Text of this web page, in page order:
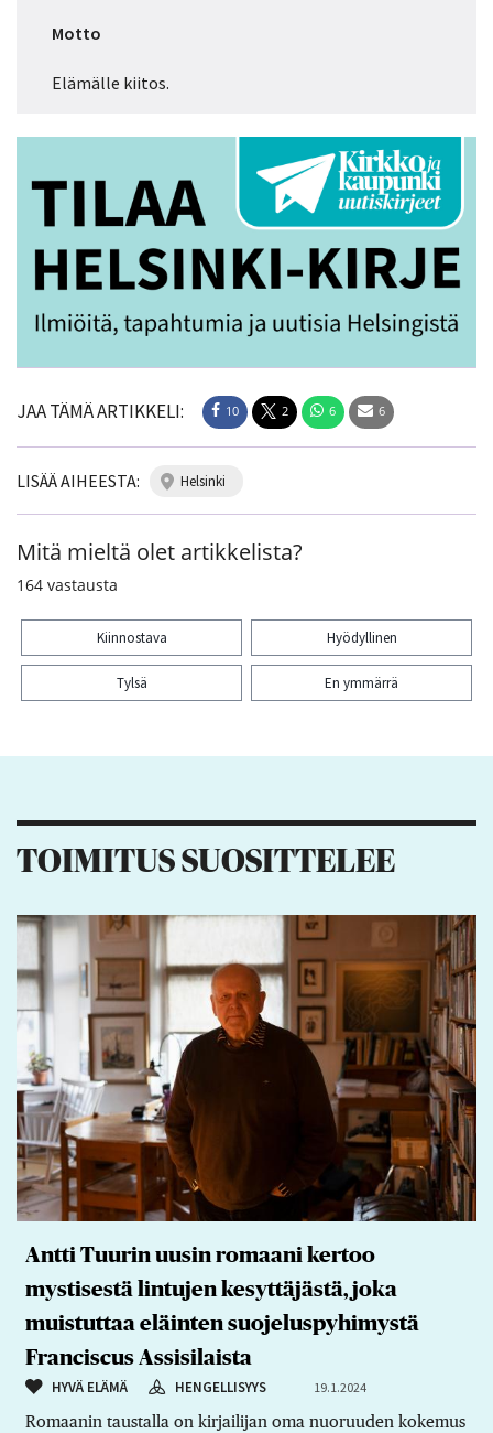
Motto
Elämälle kiitos.
JAA TÄMÄ ARTIKKELI: 10 2 6 6
LISÄÄ AIHEESTA: helsinki
Mitä mieltä olet artikkelista?
164 vastausta
Kiinnostava Hyödyllinen
Tylsä En ymmärrä
TOIMITUS SUOSITTELEE
Antti Tuurin uusin romaani kertoo
mystisestä lintujen kesyttäjästä, joka
muistuttaa eläinten suojeluspyhimystä
Franciscus Assisilaista
HYVÄ ELÄMÄ HENGELLISYYS 19.1.2024
Romaanin taustalla on kirjailijan oma nuoruuden kokemus